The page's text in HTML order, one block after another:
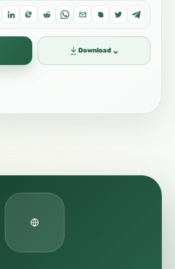
Download ⌄